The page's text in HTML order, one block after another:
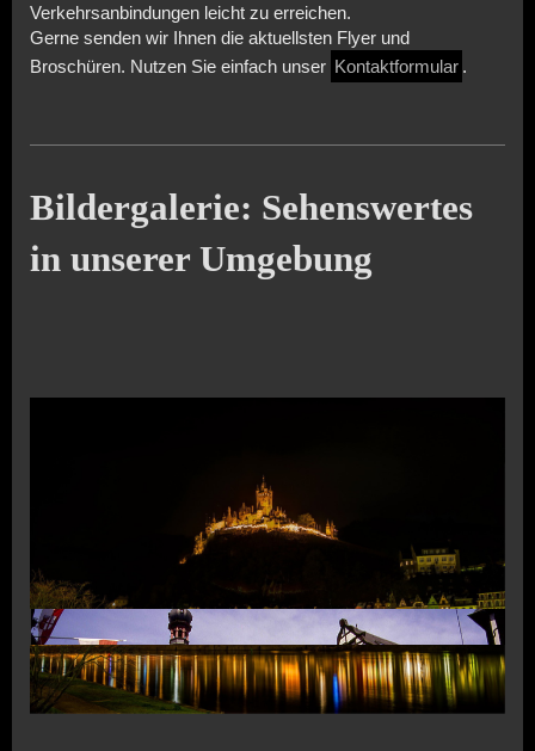
Verkehrsanbindungen leicht zu erreichen.
Gerne senden wir Ihnen die aktuellsten Flyer und
Broschüren. Nutzen Sie einfach unser Kontaktformular .
Bildergalerie: Sehenswertes
in unserer Umgebung